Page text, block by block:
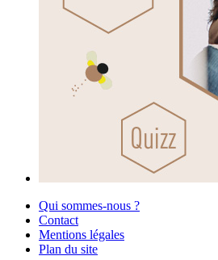
Qui sommes-nous ?
Contact
Mentions légales
Plan du site